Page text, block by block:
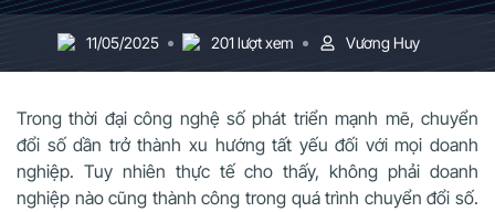
11/05/2025 201 lượt xem Vương Huy
Trong thời đại công nghệ số phát triển mạnh mẽ, chuyển
đổi số dần trở thành xu hướng tất yếu đối với mọi doanh
nghiệp. Tuy nhiên thực tế cho thấy, không phải doanh
nghiệp nào cũng thành công trong quá trình chuyển đổi số.